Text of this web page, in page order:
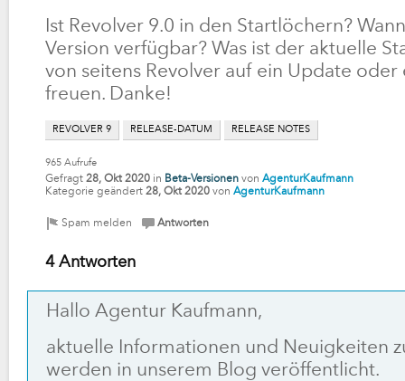
Ist Revolver 9.0 in den Startlöchern?
Version verfügbar? Was ist der aktuelle
von seitens Revolver auf ein Update
freuen. Danke!
REVOLVER 9 RELEASE-DATUM RELEASE NOTES
965 Aufrufe
Gefragt 28, Okt 2020 in Beta-Versionen von AgenturKaufmann
Kategorie geändert 28, Okt 2020 von AgenturKaufmann
4 Antworten
Hallo Agentur Kaufmann,
aktuelle Informationen und Neuigkeiten
werden in unserem Blog veröffentlicht.